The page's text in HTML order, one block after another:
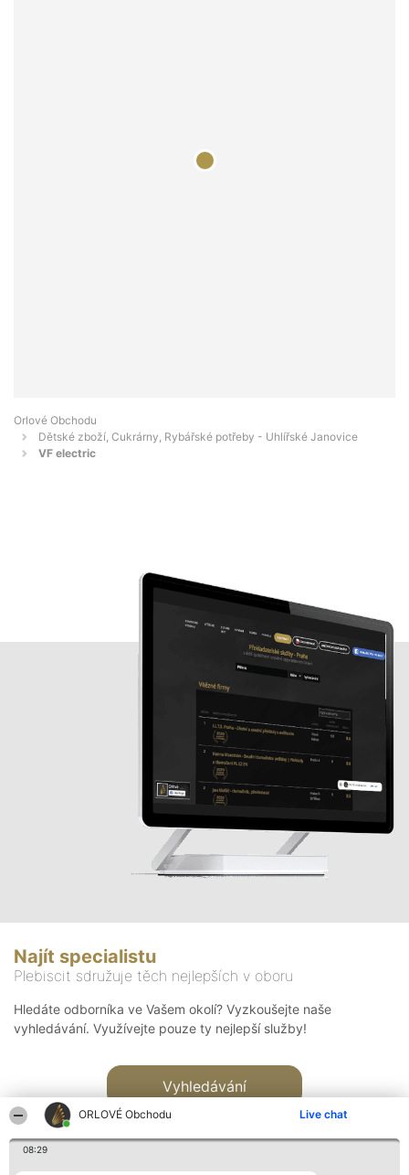
ORLOVÉ Obchodu Live chat
08:29
Orlové Obchodu
Dětské zboží, Cukrárny, Rybářské potřeby - Uhlířské Janovice
VF electric
Najít specialistu
Plebiscit sdružuje těch nejlepších v oboru
Hledáte odborníka ve Vašem okolí? Vyzkoušejte naše
vyhledávání. Využívejte pouze ty nejlepší služby!
Vyhledávání